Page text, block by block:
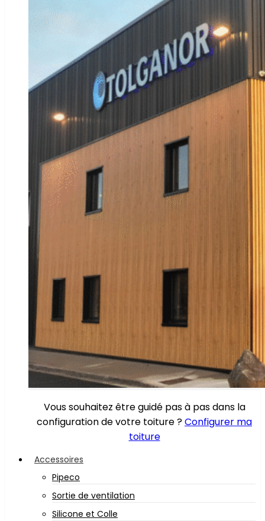
Vous souhaitez être guidé pas à pas dans la
configuration de votre toiture ?Configurer ma
toiture
Accessoires
Pipeco
Sortie de ventilation
Silicone et Colle